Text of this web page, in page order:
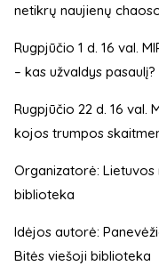
netikrų naujienų
Rugpjūčio 1 d. 16 val.
– kas užvaldys pasaulį?
Rugpjūčio 22 d. 16 val.
kojos trumpos
Organizatorė:
biblioteka
Idėjos autorė:
Bitės viešoji biblioteka